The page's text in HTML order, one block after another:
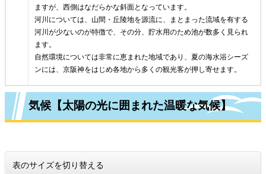
ますが、西側はなだらかな斜面となっています。
河川については、山間・丘陵地を源流に、まとまった流域を有する
河川が少ないのが特徴で、その分、貯水用のため池が数多く見られ
ます。
自然環境については非常に恵まれた地域であり、夏の海水浴シーズ
ンには、京阪神をはじめ各地から多くの観光客が押し寄せます。
気候【太陽の光に囲まれた温暖な気候】
表のサイズを切り替える